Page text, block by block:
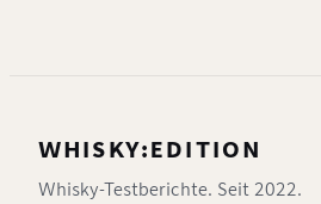
WHISKY:EDITION
Whisky-Testberichte. Seit 2022.